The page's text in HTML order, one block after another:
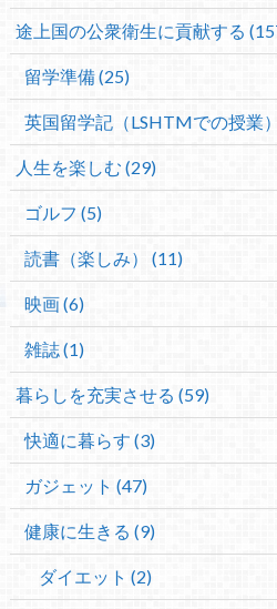
途上国の公衆衛生に貢献する
留学準備 (25)
英国留学記（LSHTMでの授業
人生を楽しむ (29)
ゴルフ (5)
読書（楽しみ） (11)
映画 (6)
雑誌 (1)
暮らしを充実させる (59)
快適に暮らす (3)
ガジェット (47)
健康に生きる (9)
ダイエット (2)